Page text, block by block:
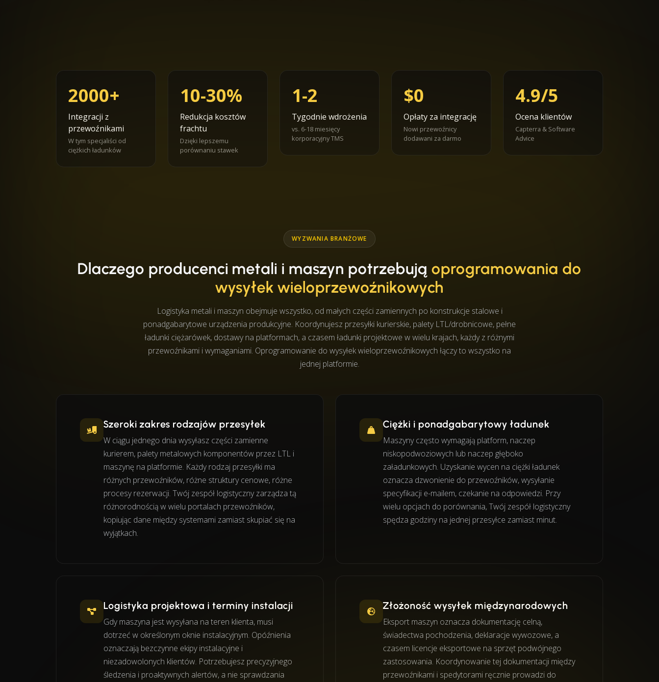
2000+
Integracji z
przewoźnikami
W tym specjaliści od
ciężkich ładunków
10-30%
Redukcja kosztów
frachtu
Dzięki lepszemu
porównaniu stawek
1-2
Tygodnie wdrożenia
vs. 6-18 miesięcy
korporacyjny TMS
$0
Opłaty za integrację
Nowi przewoźnicy
dodawani za darmo
4.9/5
Ocena klientów
Capterra & Software
Advice
WYZWANIA BRANŻOWE
Dlaczego producenci metali i maszyn potrzebująoprogramowania do
wysyłek wieloprzewoźnikowych
Logistyka metali i maszyn obejmuje wszystko, od małych części zamiennych po konstrukcje stalowe i
ponadgabarytowe urządzenia produkcyjne. Koordynujesz przesyłki kurierskie, palety LTL/drobnicowe, pełne
ładunki ciężarówek, dostawy na platformach, a czasem ładunki projektowe w wielu krajach, każdy z różnymi
przewoźnikami i wymaganiami. Oprogramowanie do wysyłek wieloprzewoźnikowych łączy to wszystko na
jednej platformie.
Szeroki zakres rodzajów przesyłek
W ciągu jednego dnia wysyłasz części zamienne
kurierem, palety metalowych komponentów przez LTL i
maszynę na platformie. Każdy rodzaj przesyłki ma
różnych przewoźników, różne struktury cenowe, różne
procesy rezerwacji. Twój zespół logistyczny zarządza tą
różnorodnością w wielu portalach przewoźników,
kopiując dane między systemami zamiast skupiać się na
wyjątkach.
Ciężki i ponadgabarytowy ładunek
Maszyny często wymagają platform, naczep
niskopodwoziowych lub naczep głęboko
załadunkowych. Uzyskanie wycen na ciężki ładunek
oznacza dzwonienie do przewoźników, wysyłanie
specyfikacji e-mailem, czekanie na odpowiedzi. Przy
wielu opcjach do porównania, Twój zespół logistyczny
spędza godziny na jednej przesyłce zamiast minut.
Logistyka projektowa i terminy instalacji
Gdy maszyna jest wysyłana na teren klienta, musi
dotrzeć w określonym oknie instalacyjnym. Opóźnienia
oznaczają bezczynne ekipy instalacyjne i
niezadowolonych klientów. Potrzebujesz precyzyjnego
śledzenia i proaktywnych alertów, a nie sprawdzania
Złożoność wysyłek międzynarodowych
Eksport maszyn oznacza dokumentację celną,
świadectwa pochodzenia, deklaracje wywozowe, a
czasem licencje eksportowe na sprzęt podwójnego
zastosowania. Koordynowanie tej dokumentacji między
przewoźnikami i spedytorami ręcznie prowadzi do